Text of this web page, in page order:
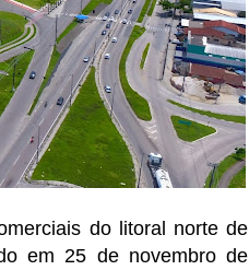
do litoral norte de
em 25 de novembro de